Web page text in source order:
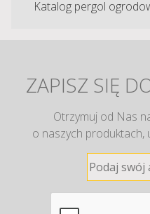
Katalog pergol
ZAPISZ SIĘ
Otrzymuj od Nas
o naszych produktach,